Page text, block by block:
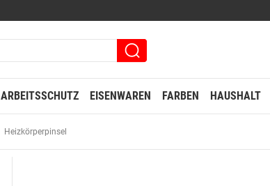
ARBEITSSCHUTZ EISENWAREN FARBEN HAUSHALT
Heizkörperpinsel